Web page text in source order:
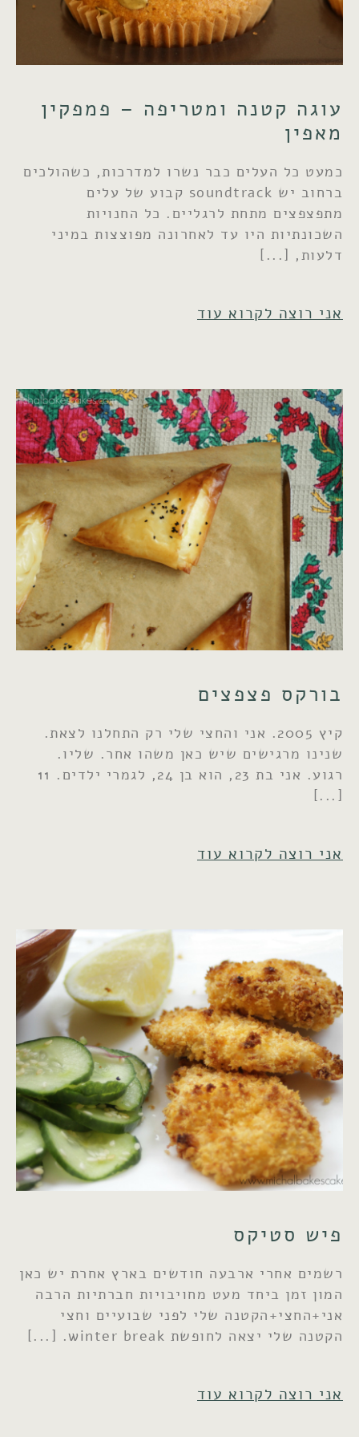
עוגה קטנה ומטריפה – פמפקין
מאפין
כמעט כל העלים כבר נשרו למדרכות, כשהולכים
ברחוב יש soundtrack קבוע של עלים
מתפצפצים מתחת לרגליים. כל החנויות
השכונתיות היו עד לאחרונה מפוצצות במיני
דלעות,
אני רוצה לקרוא עוד
בורקס פצפצים
קיץ 2005. אני והחצי שלי רק התחלנו לצאת.
שנינו מרגישים שיש כאן משהו אחר. שליו.
רגוע. אני בת 23, הוא בן 24, לגמרי ילדים. 11
אני רוצה לקרוא עוד
פיש סטיקס
רשמים אחרי ארבעה חודשים בארץ אחרת יש כאן
המון זמן ביחד מעט מחויבויות חברתיות הרבה
אני+החצי+הקטנה שלי לפני שבועיים וחצי
הקטנה שלי יצאה לחופשת winter break.
אני רוצה לקרוא עוד